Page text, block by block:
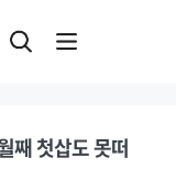
째 첫삽도 못떠